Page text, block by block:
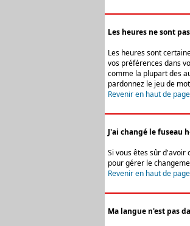
Les heures ne sont
Les heures sont
vos préférences dans
comme la plupart des
pardonnez le jeu de
Revenir en haut de page
J'ai changé le fuseau
Si vous êtes sûr d'avoir
pour gérer le
Revenir en haut de page
Ma langue n'est pas